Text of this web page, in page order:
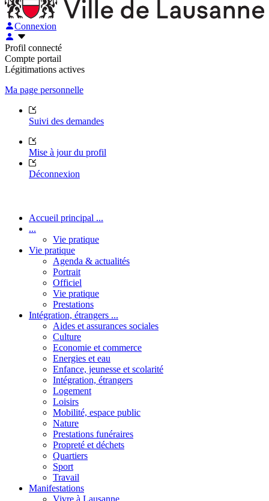
Connexion
Profil connecté
Compte portail
Légitimations actives
Ma page personnelle
Suivi des demandes
Mise à jour du profil
Déconnexion
Accueil principal ...
...
Vie pratique
Vie pratique
Agenda & actualités
Portrait
Officiel
Vie pratique
Prestations
Intégration, étrangers ...
Aides et assurances sociales
Culture
Economie et commerce
Energies et eau
Enfance, jeunesse et scolarité
Intégration, étrangers
Logement
Loisirs
Mobilité, espace public
Nature
Prestations funéraires
Propreté et déchets
Quartiers
Sport
Travail
Manifestations
Vivre à Lausanne